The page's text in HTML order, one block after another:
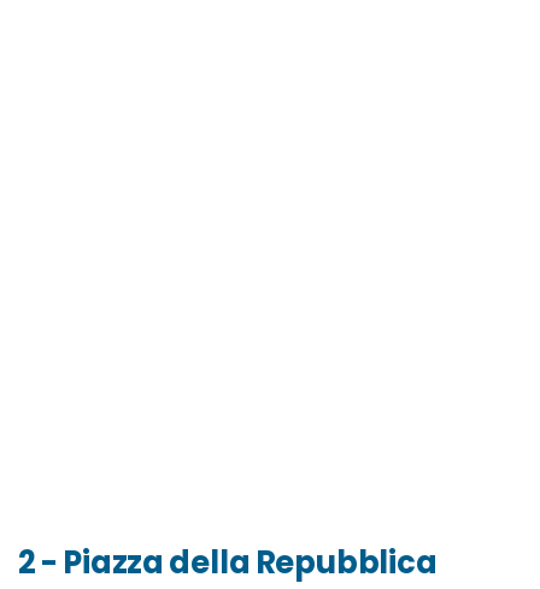
2 - Piazza della Repubblica